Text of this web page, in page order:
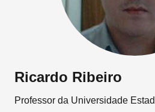
Ricardo Ribeiro
Professor da Universidade